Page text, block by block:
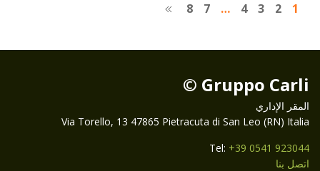
1
2
3
4
…
7
8
Gruppo Carli ©
المقر الإداري
Via Torello, 13 47865 Pietracuta di San Leo (RN) Italia
Tel: +39 0541 923044
اتصل بنا